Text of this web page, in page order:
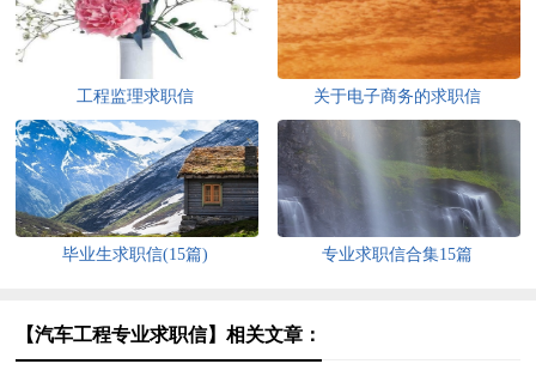
工程监理求职信 关于电子商务的求职信
毕业生求职信(15篇) 专业求职信合集15篇
【汽车工程专业求职信】相关文章：